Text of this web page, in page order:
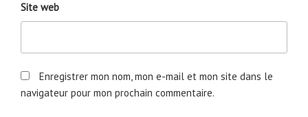
Site web
Enregistrer mon nom, mon e-mail et mon site dans le
navigateur pour mon prochain commentaire.